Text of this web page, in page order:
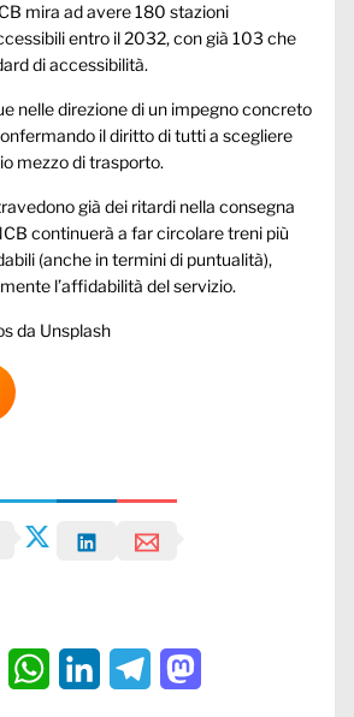
mira ad avere 180 stazioni
entro il 2032, con già 103 che
di accessibilità.
nelle direzione di un impegno concreto
il diritto di tutti a scegliere
mezzo di trasporto.
già dei ritardi nella consegna
continuerà a far circolare treni più
(anche in termini di puntualità),
l’affidabilità del servizio.
da Unsplash
Email WhatsAppLinkedInTelegram